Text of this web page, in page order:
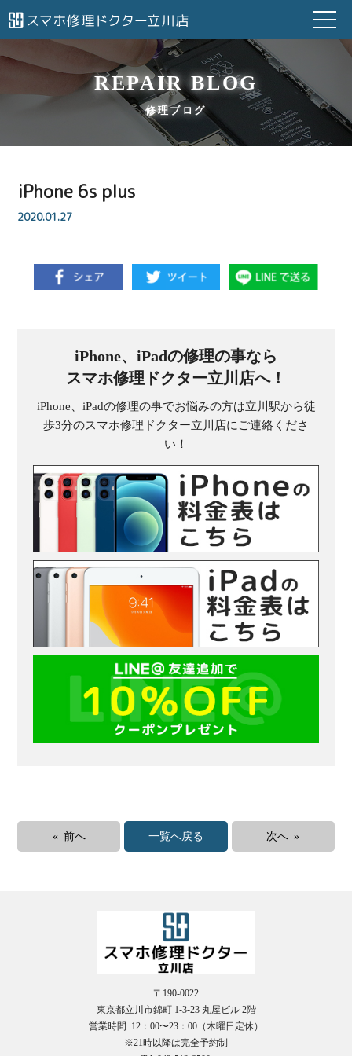
REPAIR BLOG
修理ブログ
iPhone 6s plus
2020.01.27
iPhone、iPadの修理の事なら
スマホ修理ドクター立川店へ！
iPhone、iPadの修理の事でお悩みの方は立川駅から徒
歩3分のスマホ修理ドクター立川店にご連絡くださ
い！
« 前へ 一覧へ戻る 次へ »
〒190-0022
東京都立川市錦町 1-3-23 丸屋ビル 2階
営業時間: 12：00〜23：00（木曜日定休）
※21時以降は完全予約制